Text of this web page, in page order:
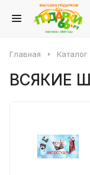
Главная Каталог
ВСЯКИЕ